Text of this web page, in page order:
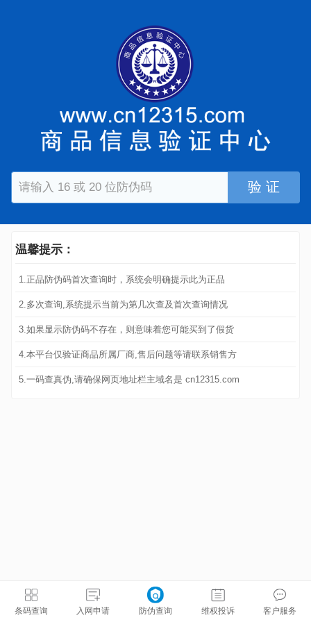
验 证
温馨提示：
1.正品防伪码首次查询时，系统会明确提示此为正品
2.多次查询,系统提示当前为第几次查及首次查询情况
3.如果显示防伪码不存在，则意味着您可能买到了假货
4.本平台仅验证商品所属厂商,售后问题等请联系销售方
5.一码查真伪,请确保网页地址栏主域名是 cn12315.com
条码查询 入网申请 防伪查询 维权投诉 客户服务